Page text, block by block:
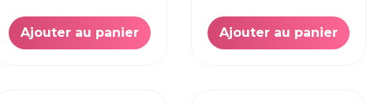
Ajouter au panier Ajouter au panier